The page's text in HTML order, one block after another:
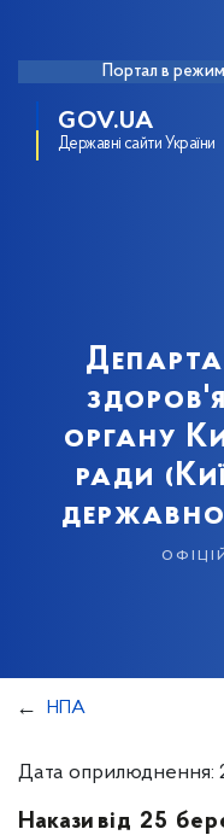
Портал в
GOV.UA
Державні сайти України
органу
ради
НПА
Дата оприлюднення:
Накази від 25